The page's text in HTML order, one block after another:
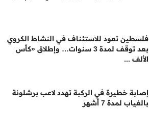
فلسطين تعود للاستئناف في النشاط الكروي
بعد توقف لمدة 3 سنوات… وإطلاق «كأس
الألف ...
إصابة خطيرة في الركبة تهدد لاعب برشلونة
بالغياب لمدة 7 أشهر